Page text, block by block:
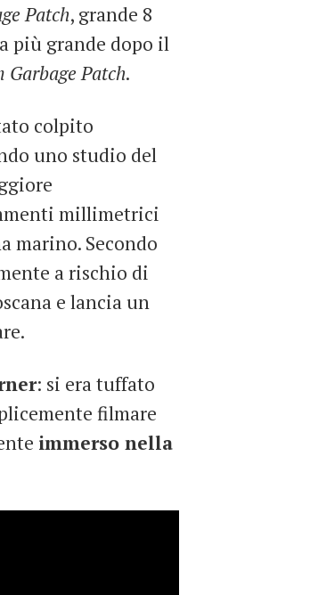
Patch, grande 8
più grande dopo il
Patch.
colpito
uno studio del
millimetrici
marino. Secondo
a rischio di
e lancia un
: si era tuffato
filmare
immerso nella